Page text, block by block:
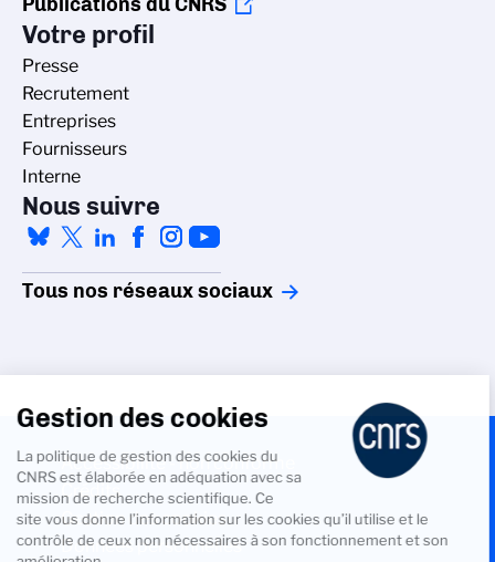
Votre profil
Presse
Recrutement
Entreprises
Fournisseurs
Interne
Nous suivre
Tous nos réseaux sociaux
Accessibilité - non conforme
Crédits
Gestion des cookies
Données personnelles
Gestion des cookies
La politique de gestion des cookies du
CNRS est élaborée en adéquation avec sa
mission de recherche scientifique. Ce
site vous donne l’information sur les cookies qu’il utilise et le
contrôle de ceux non nécessaires à son fonctionnement et son